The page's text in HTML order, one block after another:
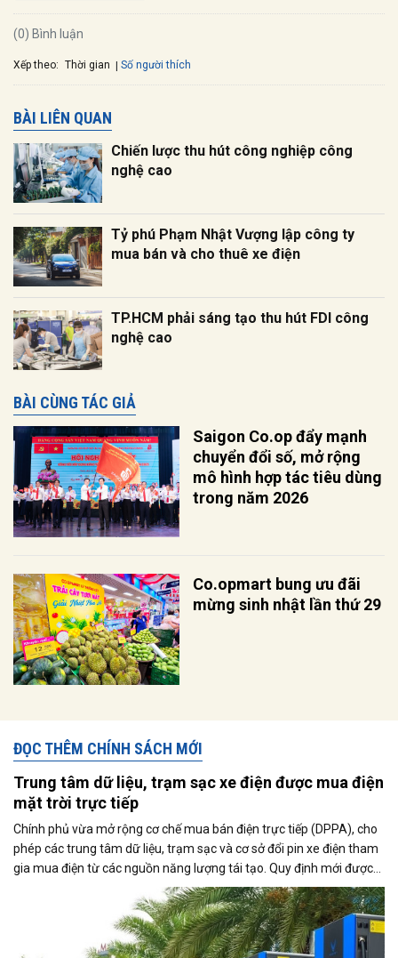
(0) Bình luận
Xếp theo: Thời gian Số người thích
BÀI LIÊN QUAN
Chiến lược thu hút công nghiệp công
nghệ cao
Tỷ phú Phạm Nhật Vượng lập công ty
mua bán và cho thuê xe điện
TP.HCM phải sáng tạo thu hút FDI công
nghệ cao
BÀI CÙNG TÁC GIẢ
Saigon Co.op đẩy mạnh
chuyển đổi số, mở rộng
mô hình hợp tác tiêu dùng
trong năm 2026
Co.opmart bung ưu đãi
mừng sinh nhật lần thứ 29
ĐỌC THÊM CHÍNH SÁCH MỚI
Trung tâm dữ liệu, trạm sạc xe điện được mua điện
mặt trời trực tiếp
Chính phủ vừa mở rộng cơ chế mua bán điện trực tiếp (DPPA), cho
phép các trung tâm dữ liệu, trạm sạc và cơ sở đổi pin xe điện tham
gia mua điện từ các nguồn năng lượng tái tạo. Quy định mới được
kỳ vọng thúc đẩy sử dụng điện xanh, đáp ứng nhu cầu ngày càng
tăng của nền kinh tế số và quá trình điện hóa giao thông.